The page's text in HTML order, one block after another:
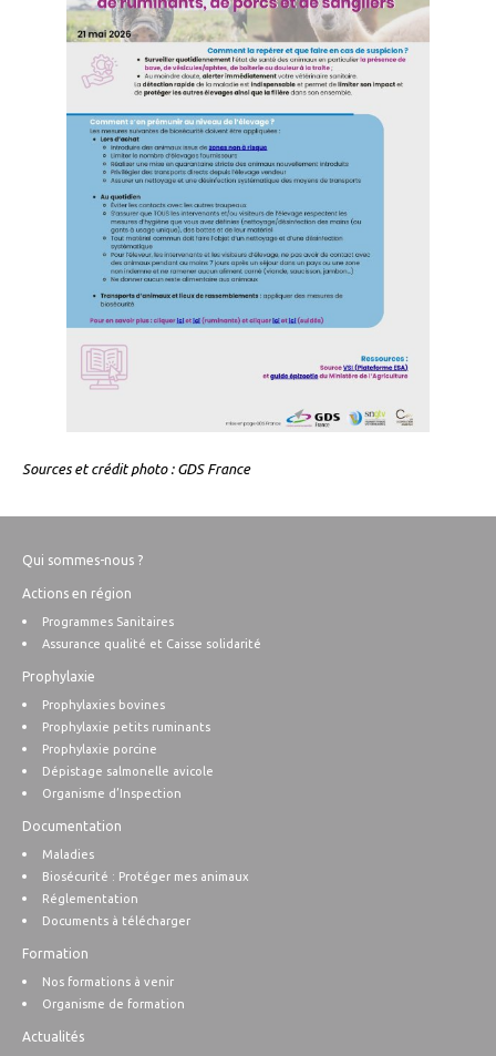
Sources et crédit photo : GDS France
Qui sommes-nous ?
Actions en région
Programmes Sanitaires
Assurance qualité et Caisse solidarité
Prophylaxie
Prophylaxies bovines
Prophylaxie petits ruminants
Prophylaxie porcine
Dépistage salmonelle avicole
Organisme d’Inspection
Documentation
Maladies
Biosécurité : Protéger mes animaux
Réglementation
Documents à télécharger
Formation
Nos formations à venir
Organisme de formation
Actualités